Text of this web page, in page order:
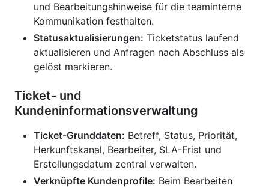
und Bearbeitungshinweise für die teaminterne
Kommunikation festhalten.
Statusaktualisierungen: Ticketstatus laufend
aktualisieren und Anfragen nach Abschluss als
gelöst markieren.
Ticket- und
Kundeninformationsverwaltung
Ticket-Grunddaten: Betreff, Status, Priorität,
Herkunftskanal, Bearbeiter, SLA-Frist und
Erstellungsdatum zentral verwalten.
Verknüpfte Kundenprofile: Beim Bearbeiten